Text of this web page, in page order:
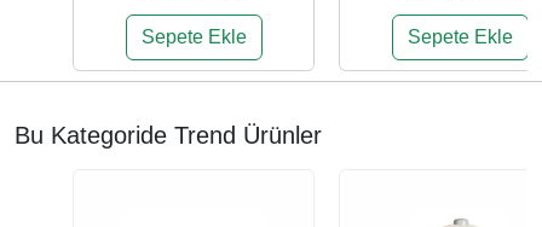
Sepete Ekle Sepete Ekle
Bu Kategoride Trend Ürünler